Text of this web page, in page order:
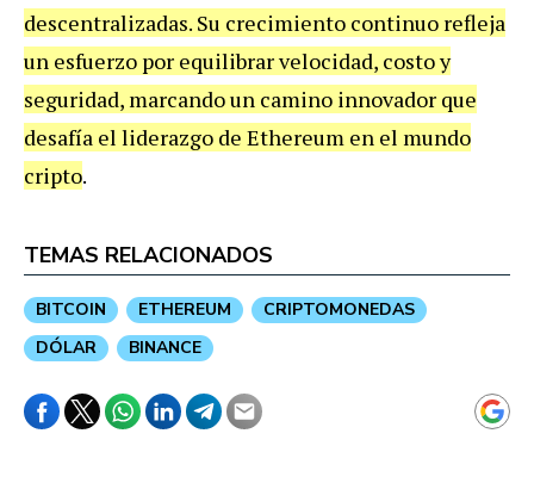
descentralizadas. Su crecimiento continuo refleja
un esfuerzo por equilibrar velocidad, costo y
seguridad, marcando un camino innovador que
desafía el liderazgo de Ethereum en el mundo
cripto.
TEMAS RELACIONADOS
BITCOIN ETHEREUM
CRIPTOMONEDAS
DÓLAR
BINANCE